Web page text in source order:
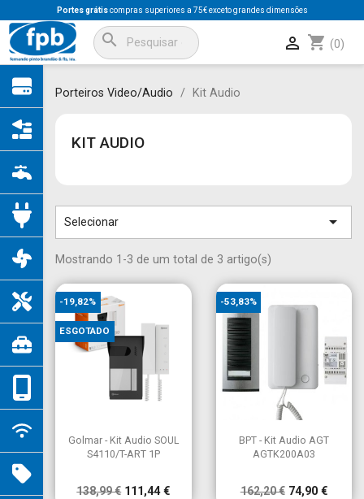
Portes grátiscompras superiores a 75€ exceto grandes dimensões
search shopping_cart (0)

Porteiros Video/Audio Kit Audio
KIT AUDIO
Selecionar 
Mostrando 1-3 de um total de 3 artigo(s)
 Vista rápida
Golmar - Kit Audio SOUL
S4110/T-ART 1P
138,99 € 111,44 €
-19,82%
ESGOTADO
Vista rápida
BPT - Kit Audio AGT
AGTK200A03
162,20 € 74,90 €
-53,83%